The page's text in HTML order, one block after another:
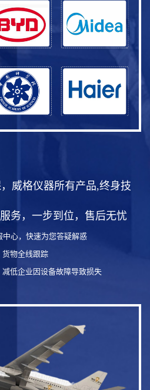
威格仪器所有产品,终身技
务，一步到位，售后无忧
心，快速为您答疑解惑
货物全线跟踪
低企业因设备故障导致损失